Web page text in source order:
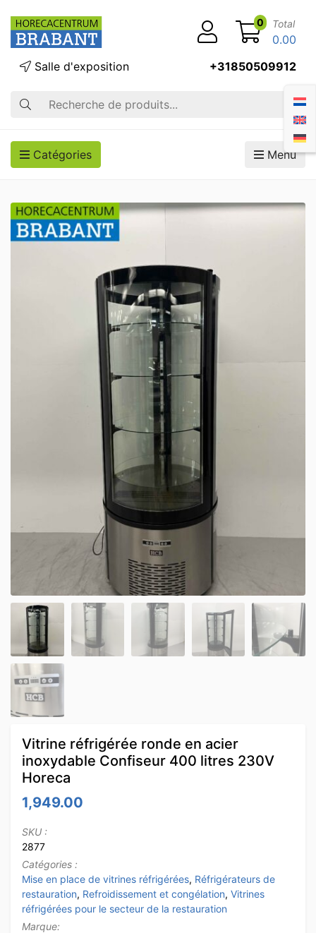
Recherche
Salle d'exposition +31850509912
0 Total
0.00
Catégories Menu
Vitrine réfrigérée ronde en acier
inoxydable Confiseur 400 litres 230V
Horeca
1,949.00
SKU :
2877
Catégories :
Mise en place de vitrines réfrigérées, Réfrigérateurs de
restauration, Refroidissement et congélation, Vitrines
réfrigérées pour le secteur de la restauration
Marque: